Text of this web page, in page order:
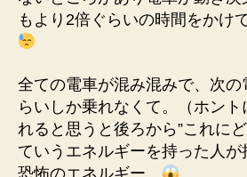
もより2倍ぐらいの時間をかけ
全ての電車が混み混みで、次の
らいしか乗れなくて。（ホン
れると思うと後ろから”これに
ていうエネルギーを持った人
恐怖のエネルギー。